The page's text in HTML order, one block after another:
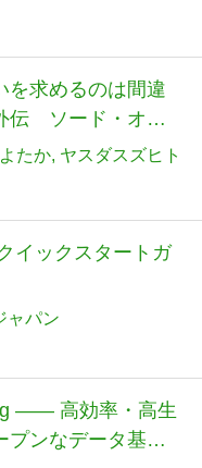
を求めるのは間違
伝 ソード・オラ
)たか ヤスダスズヒト
イックスタートガ
ャパン
—— 高効率・高生
プンなデータ基盤